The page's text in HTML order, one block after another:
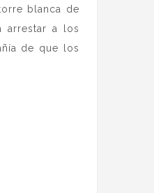
blanca de
arrestar a los
de que los